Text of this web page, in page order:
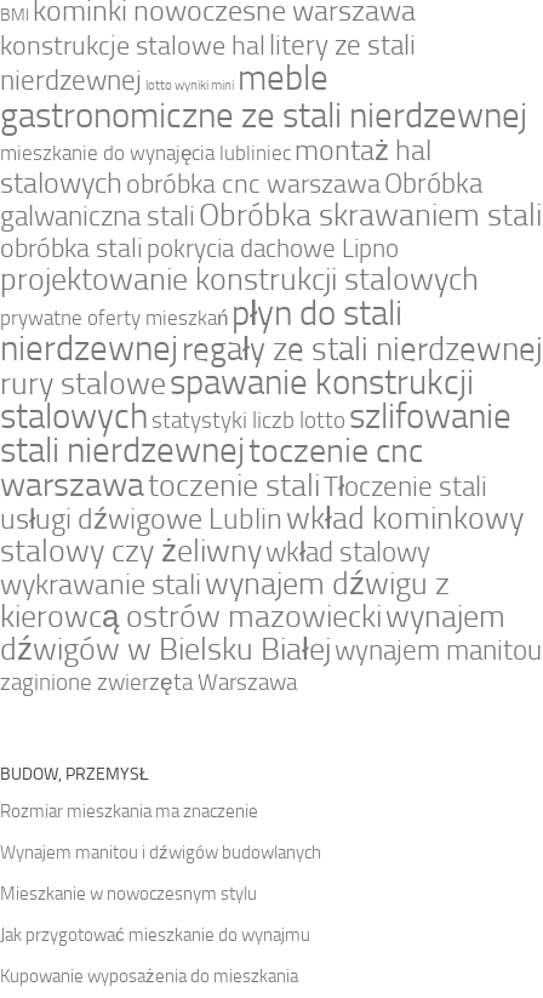
BMI kominki nowoczesne warszawa
konstrukcje stalowe hal litery ze stali
nierdzewnej lotto wyniki mini meble
gastronomiczne ze stali nierdzewnej
mieszkanie do wynajęcia lubliniec montaż hal
stalowych obróbka cnc warszawaObróbka
galwaniczna stali Obróbka skrawaniem stali
obróbka stali pokrycia dachowe Lipno
projektowanie konstrukcji stalowych
prywatne oferty mieszkań płyn do stali
nierdzewnej regały ze stali nierdzewnej
rury stalowespawanie konstrukcji
stalowych statystyki liczb lotto szlifowanie
stali nierdzewnejtoczenie cnc
warszawatoczenie staliTłoczenie stali
usługi dźwigowe Lublin wkład kominkowy
stalowy czy żeliwnywkład stalowy
wykrawanie staliwynajem dźwigu z
kierowcą ostrów mazowieckiwynajem
dźwigów w Bielsku Białejwynajem manitou
zaginione zwierzęta Warszawa
BUDOW, PRZEMYSŁ
Rozmiar mieszkania ma znaczenie
Wynajem manitou i dźwigów budowlanych
Mieszkanie w nowoczesnym stylu
Jak przygotować mieszkanie do wynajmu
Kupowanie wyposażenia do mieszkania